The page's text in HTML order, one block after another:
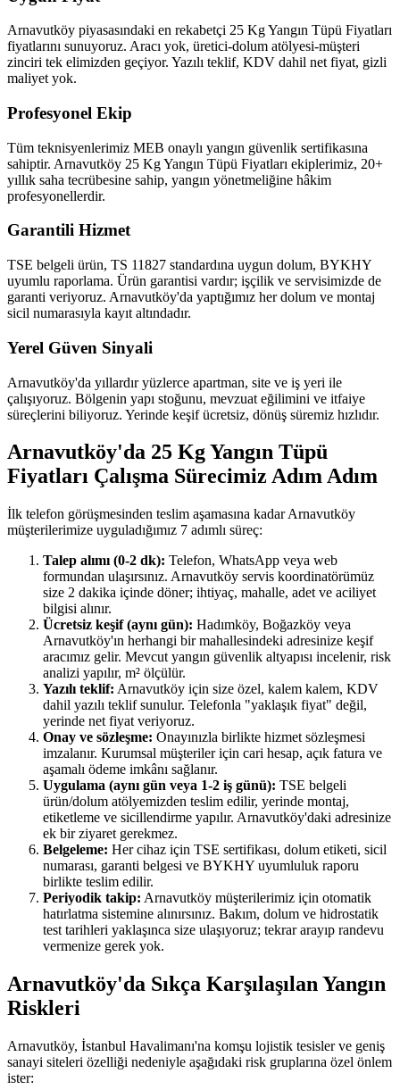
Arnavutköy piyasasındaki en rekabetçi 25 Kg Yangın Tüpü Fiyatları
fiyatlarını sunuyoruz. Aracı yok, üretici-dolum atölyesi-müşteri
zinciri tek elimizden geçiyor. Yazılı teklif, KDV dahil net fiyat, gizli
maliyet yok.
Profesyonel Ekip
Tüm teknisyenlerimiz MEB onaylı yangın güvenlik sertifikasına
sahiptir. Arnavutköy 25 Kg Yangın Tüpü Fiyatları ekiplerimiz, 20+
yıllık saha tecrübesine sahip, yangın yönetmeliğine hâkim
profesyonellerdir.
Garantili Hizmet
TSE belgeli ürün, TS 11827 standardına uygun dolum, BYKHY
uyumlu raporlama. Ürün garantisi vardır; işçilik ve servisimizde de
garanti veriyoruz. Arnavutköy'da yaptığımız her dolum ve montaj
sicil numarasıyla kayıt altındadır.
Yerel Güven Sinyali
Arnavutköy'da yıllardır yüzlerce apartman, site ve iş yeri ile
çalışıyoruz. Bölgenin yapı stoğunu, mevzuat eğilimini ve itfaiye
süreçlerini biliyoruz. Yerinde keşif ücretsiz, dönüş süremiz hızlıdır.
Arnavutköy'da 25 Kg Yangın Tüpü
Fiyatları Çalışma Sürecimiz Adım Adım
İlk telefon görüşmesinden teslim aşamasına kadar Arnavutköy
müşterilerimize uyguladığımız 7 adımlı süreç:
Talep alımı (0-2 dk): Telefon, WhatsApp veya web
formundan ulaşırsınız. Arnavutköy servis koordinatörümüz
size 2 dakika içinde döner; ihtiyaç, mahalle, adet ve aciliyet
bilgisi alınır.
Ücretsiz keşif (aynı gün): Hadımköy, Boğazköy veya
Arnavutköy'ın herhangi bir mahallesindeki adresinize keşif
aracımız gelir. Mevcut yangın güvenlik altyapısı incelenir, risk
analizi yapılır, m² ölçülür.
Yazılı teklif: Arnavutköy için size özel, kalem kalem, KDV
dahil yazılı teklif sunulur. Telefonla "yaklaşık fiyat" değil,
yerinde net fiyat veriyoruz.
Onay ve sözleşme: Onayınızla birlikte hizmet sözleşmesi
imzalanır. Kurumsal müşteriler için cari hesap, açık fatura ve
aşamalı ödeme imkânı sağlanır.
Uygulama (aynı gün veya 1-2 iş günü): TSE belgeli
ürün/dolum atölyemizden teslim edilir, yerinde montaj,
etiketleme ve sicillendirme yapılır. Arnavutköy'daki adresinize
ek bir ziyaret gerekmez.
Belgeleme: Her cihaz için TSE sertifikası, dolum etiketi, sicil
numarası, garanti belgesi ve BYKHY uyumluluk raporu
birlikte teslim edilir.
Periyodik takip: Arnavutköy müşterilerimiz için otomatik
hatırlatma sistemine alınırsınız. Bakım, dolum ve hidrostatik
test tarihleri yaklaşınca size ulaşıyoruz; tekrar arayıp randevu
vermenize gerek yok.
Arnavutköy'da Sıkça Karşılaşılan Yangın
Riskleri
Arnavutköy, İstanbul Havalimanı'na komşu lojistik tesisler ve geniş
sanayi siteleri özelliği nedeniyle aşağıdaki risk gruplarına özel önlem
ister: